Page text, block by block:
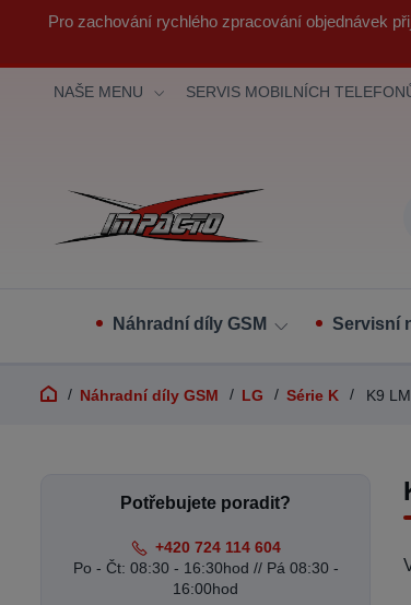
Pro zachování rychlého zpracování objednávek
NAŠE MENU SERVIS MOBILNÍCH
Náhradní díly GSM Servisní
Náhradní díly GSM LG Série K K9
Potřebujete poradit?
+420 724 114 604
Po - Čt: 08:30 - 16:30hod // Pá 08:30 -
16:00hod